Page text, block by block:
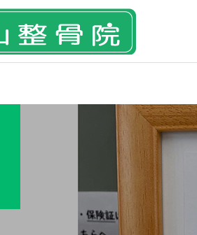
当院にきていた研修生の２
人が3月1日 国家試験に臨